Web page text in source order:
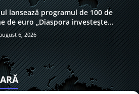
lansează programul de 100 de
de euro „Diaspora investește...
6, 2026